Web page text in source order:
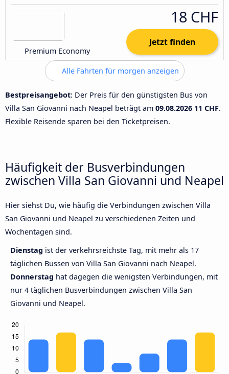
Premium Economy
18 CHF
Jetzt finden
Alle Fahrten für morgen anzeigen
Bestpreisangebot: Der Preis für den günstigsten Bus von
Villa San Giovanni nach Neapel beträgt am 09.08.2026 11 CHF.
Flexible Reisende sparen bei den Ticketpreisen.
Häufigkeit der Busverbindungen
zwischen Villa San Giovanni und Neapel
Hier siehst Du, wie häufig die Verbindungen zwischen Villa
San Giovanni und Neapel zu verschiedenen Zeiten und
Wochentagen sind.
Dienstag ist der verkehrsreichste Tag, mit mehr als 17
täglichen Bussen von Villa San Giovanni nach Neapel.
Donnerstag hat dagegen die wenigsten Verbindungen, mit
nur 4 täglichen Busverbindungen zwischen Villa San
Giovanni und Neapel.